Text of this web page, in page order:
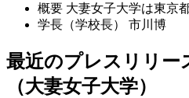
概要 大妻女子大学は東京
学長（学校長）
市川博
最近のプレスリリー
（大妻女子大学）